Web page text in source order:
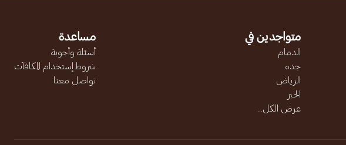
متواجدين في
الدمام
جده
الرياض
الخبر
عرض الكل...
مساعدة
أسئلة وأجوبة
شروط إستخدام المكافآت
تواصل معنا